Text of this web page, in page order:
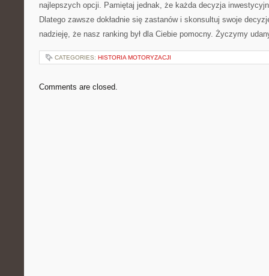
najlepszych opcji. Pamiętaj jednak, że⁤ każda decyzja
Dlatego zawsze dokładnie się zastanów i skonsultuj swoje
nadzieję, że nasz ranking był dla Ciebie pomocny.​ Życzymy
CATEGORIES: HISTORIA MOTORYZACJI
Comments are closed.